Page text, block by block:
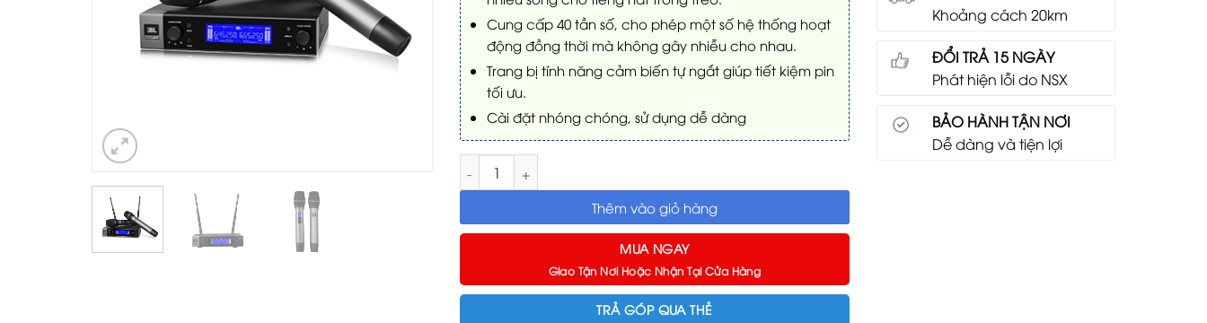
Cung cấp 40 tần số, cho phép một số hệ thống hoạt
động đồng thời mà không gây nhiễu cho nhau.
Trang bị tính năng cảm biến tự ngắt giúp tiết kiệm pin
tối ưu.
Cài đặt nhóng chóng, sử dụng dễ dàng
Micro JBL VM200 số lượng
Thêm vào giỏ hàng
MUA NGAY
Giao Tận Nơi Hoặc Nhận Tại Cửa Hàng
TRẢ GÓP QUA THẺ
Khoảng cách 20km
ĐỔI TRẢ 15 NGÀY
Phát hiện lỗi do NSX
BẢO HÀNH TẬN NƠI
Dễ dàng và tiện lợi